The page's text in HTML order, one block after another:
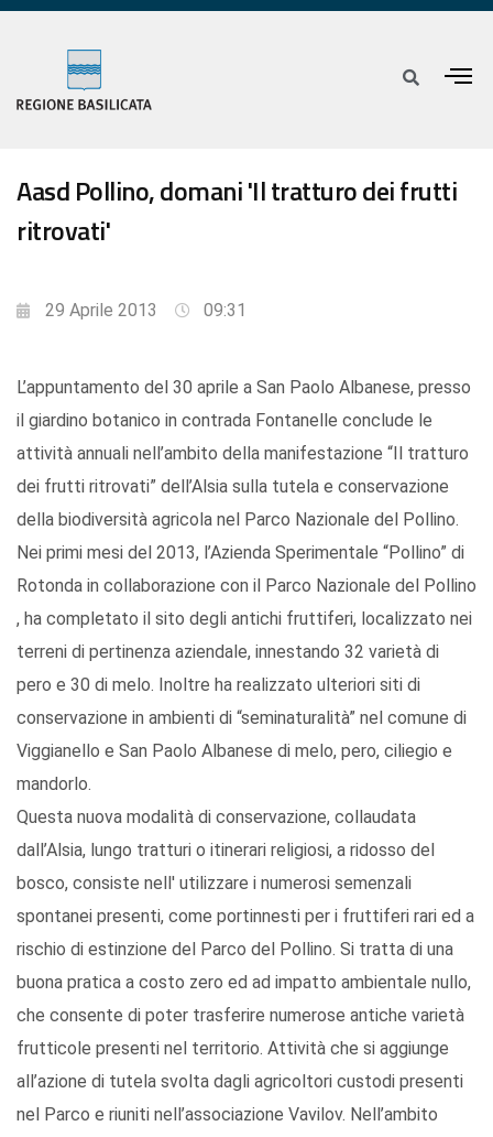
Aasd Pollino, domani 'Il tratturo dei frutti
ritrovati'
29 Aprile 2013 09:31
L’appuntamento del 30 aprile a San Paolo Albanese, presso
il giardino botanico in contrada Fontanelle conclude le
attività annuali nell’ambito della manifestazione “Il tratturo
dei frutti ritrovati” dell’Alsia sulla tutela e conservazione
della biodiversità agricola nel Parco Nazionale del Pollino.
Nei primi mesi del 2013, l’Azienda Sperimentale “Pollino” di
Rotonda in collaborazione con il Parco Nazionale del Pollino
, ha completato il sito degli antichi fruttiferi, localizzato nei
terreni di pertinenza aziendale, innestando 32 varietà di
pero e 30 di melo. Inoltre ha realizzato ulteriori siti di
conservazione in ambienti di “seminaturalità” nel comune di
Viggianello e San Paolo Albanese di melo, pero, ciliegio e
mandorlo.
Questa nuova modalità di conservazione, collaudata
dall’Alsia, lungo tratturi o itinerari religiosi, a ridosso del
bosco, consiste nell' utilizzare i numerosi semenzali
spontanei presenti, come portinnesti per i fruttiferi rari ed a
rischio di estinzione del Parco del Pollino. Si tratta di una
buona pratica a costo zero ed ad impatto ambientale nullo,
che consente di poter trasferire numerose antiche varietà
frutticole presenti nel territorio. Attività che si aggiunge
all’azione di tutela svolta dagli agricoltori custodi presenti
nel Parco e riuniti nell’associazione Vavilov. Nell’ambito